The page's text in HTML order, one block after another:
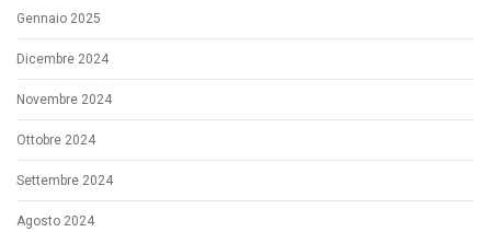
Gennaio 2025
Dicembre 2024
Novembre 2024
Ottobre 2024
Settembre 2024
Agosto 2024